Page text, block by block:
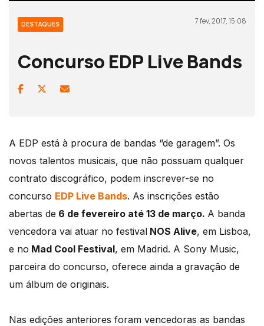
DESTAQUES 7 fev, 2017, 15:08
Concurso EDP Live Bands
A EDP está à procura de bandas “de garagem”. Os
novos talentos musicais, que não possuam qualquer
contrato discográfico, podem inscrever-se no
concurso EDP Live Bands. As inscrições estão
abertas de 6 de fevereiro até 13 de março. A banda
vencedora vai atuar no festival NOS Alive, em Lisboa,
e no Mad Cool Festival, em Madrid. A Sony Music,
parceira do concurso, oferece ainda a gravação de
um álbum de originais.
Nas edições anteriores foram vencedoras as bandas